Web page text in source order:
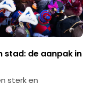
stad: de aanpak in
sterk en